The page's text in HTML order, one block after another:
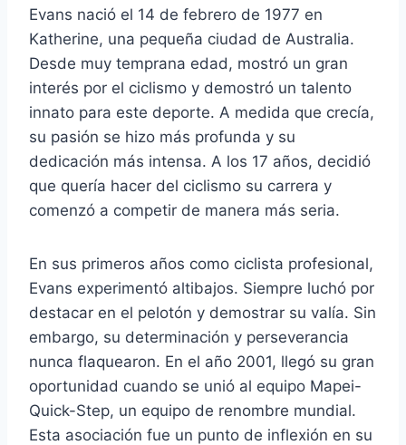
Evans nació el 14 de febrero de 1977 en
Katherine, una pequeña ciudad de Australia.
Desde muy temprana edad, mostró un gran
interés por el ciclismo y demostró un talento
innato para este deporte. A medida que crecía,
su pasión se hizo más profunda y su
dedicación más intensa. A los 17 años, decidió
que quería hacer del ciclismo su carrera y
comenzó a competir de manera más seria.
En sus primeros años como ciclista profesional,
Evans experimentó altibajos. Siempre luchó por
destacar en el pelotón y demostrar su valía. Sin
embargo, su determinación y perseverancia
nunca flaquearon. En el año 2001, llegó su gran
oportunidad cuando se unió al equipo Mapei-
Quick-Step, un equipo de renombre mundial.
Esta asociación fue un punto de inflexión en su